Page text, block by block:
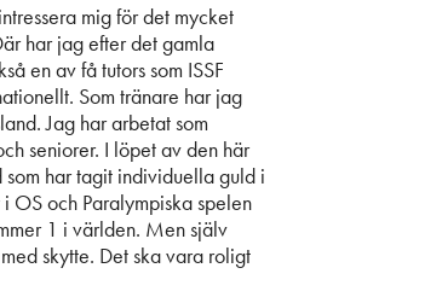
mig för det mycket
har jag efter det gamla
en av få tutors som ISSF
Som tränare har jag
Jag har arbetat som
seniorer. I löpet av den här
har tagit individuella guld i
OS och Paralympiska spelen
1 i världen. Men själv
skytte. Det ska vara roligt